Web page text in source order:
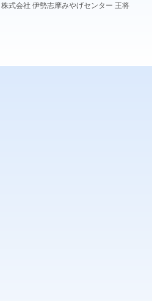
式会社 伊勢志摩みやげセンター 王将